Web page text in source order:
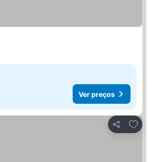
Ver preços
Partilhar